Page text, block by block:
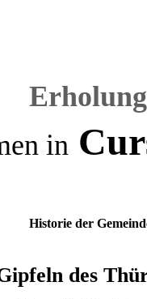
in
Historie der
des